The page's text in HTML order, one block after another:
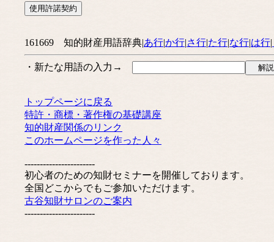
161669 知的財産用語辞典|あ行|か行|さ行|た行|な行|は行|
・新たな用語の入力→
トップページに戻る
特許・商標・著作権の基礎講座
知的財産関係のリンク
このホームページを作った人々
-----------------------
初心者のための知財セミナーを開催しております。
全国どこからでもご参加いただけます。
古谷知財サロンのご案内
-----------------------